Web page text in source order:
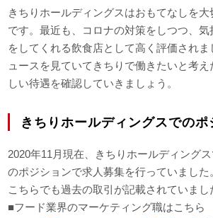
きちりホールディングスはおもてなしを
です。最近も、コロナの対策をしつつ、気
をしてくれる飲食店として高く評価され
ュースを見ていてきちりで働きたいと考
しい待遇を確認していきましょう。
きちりホールディングスでのポ
2020年11月現在、きちりホールディング
のポジションで求人募集を行っていました
こちらでも過去の取引が記載されていまし
■フード業界のマーケティング職はこちら